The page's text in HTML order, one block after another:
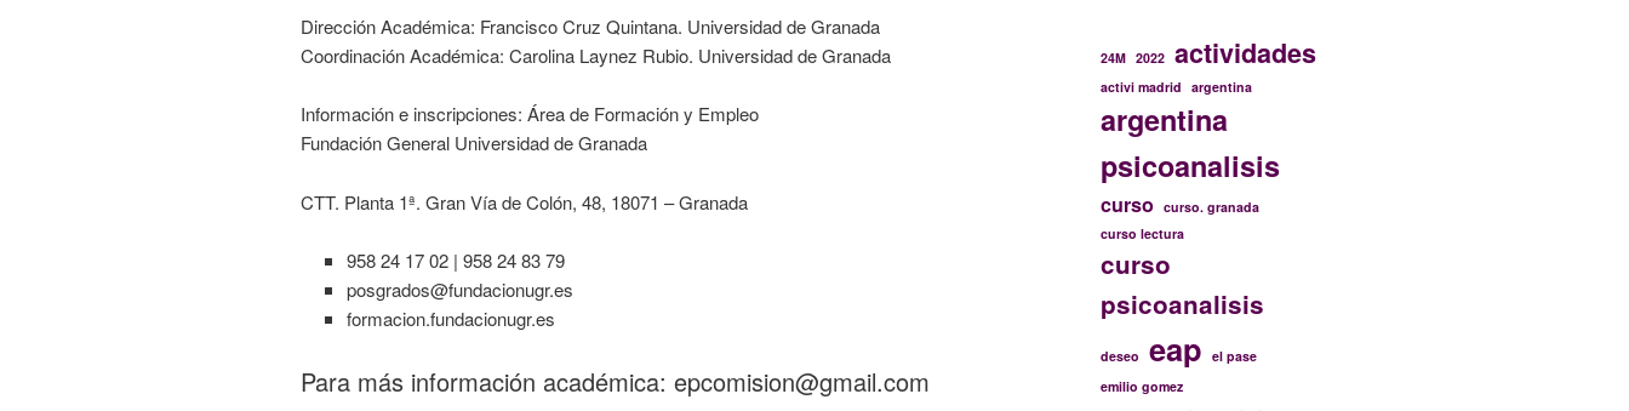
Dirección Académica: Francisco Cruz Quintana. Universidad de Granada
Coordinación Académica: Carolina Laynez Rubio. Universidad de Granada
Información e inscripciones: Área de Formación y Empleo
Fundación General Universidad de Granada
CTT. Planta 1ª. Gran Vía de Colón, 48, 18071 – Granada
958 24 17 02 | 958 24 83 79
posgrados@fundacionugr.es
formacion.fundacionugr.es
Para más información académica: epcomision@gmail.com
24M 2022 actividades
activi madrid argentina
argentina
psicoanalisis
curso curso. granada
curso lectura
curso
psicoanalisis
deseo eap el pase
emilio gomez